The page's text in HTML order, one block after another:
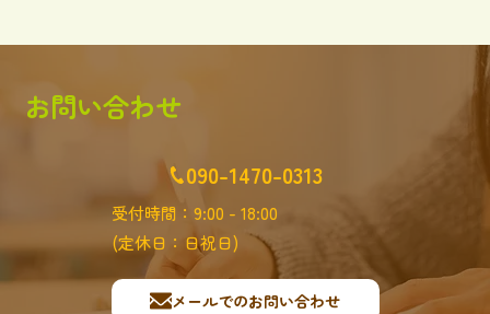
メールでのお問い合わせ
090-1470-0313
受付時間：9:00 - 18:00
(定休日：日祝日)
お問い合わせ